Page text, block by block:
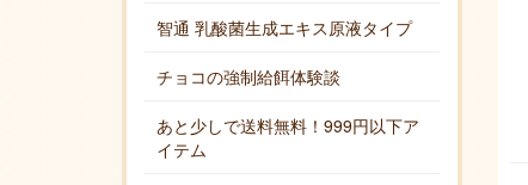
智通 乳酸菌生成エキス原液タイプ
チョコの強制給餌体験談
あと少しで送料無料！999円以下ア
イテム